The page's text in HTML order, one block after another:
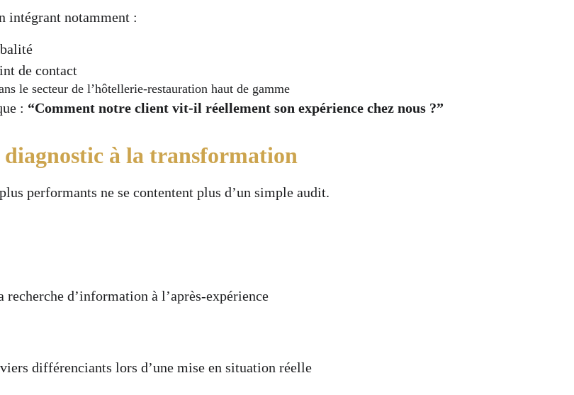
intégrant notamment :
de contact
le secteur de l’hôtellerie-restauration haut de gamme
: “Comment notre client vit-il réellement son expérience chez nous ?”
à la transformation
performants ne se contentent plus d’un simple audit.
d’information à l’après-expérience
différenciants lors d’une mise en situation réelle